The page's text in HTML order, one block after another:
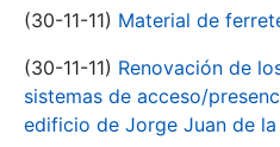
(30-11-11) Material de
(30-11-11) Renovación de
sistemas de acceso/
edificio de Jorge Juan de la